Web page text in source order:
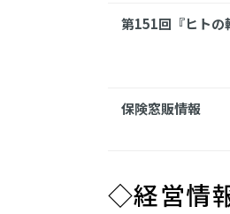
第151回『ヒトの
保険窓販情報
◇経営情